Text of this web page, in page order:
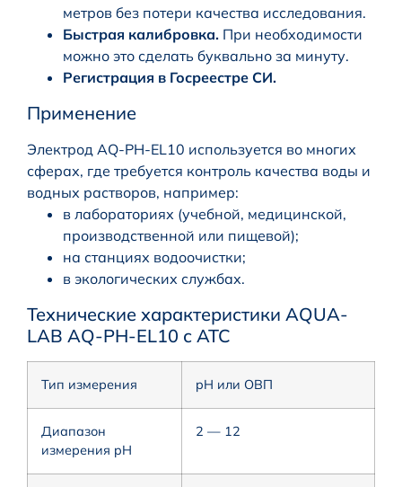
метров без потери качества исследования.
Быстрая калибровка. При необходимости
можно это сделать буквально за минуту.
Регистрация в Госреестре СИ.
Применение
Электрод AQ-PH-EL10 используется во многих
сферах, где требуется контроль качества воды и
водных растворов, например:
в лабораториях (учебной, медицинской,
производственной или пищевой);
на станциях водоочистки;
в экологических службах.
Технические характеристики AQUA-
LAB AQ-PH-EL10 с ATC
Тип измерения pH или ОВП
Диапазон
измерения pH
2 — 12